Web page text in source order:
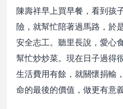
陳壽祥早上買早餐，看到孩
險，就幫忙陪著過馬路，於
安全志工。聽里長說，愛心
幫忙炒炒菜。現在日子過得
生活費用有餘，就關懷捐輸
命的最後的價值，做更有意